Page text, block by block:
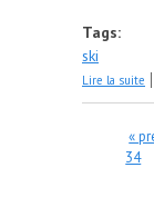
Tags:
ski
Lire la suite
«
34